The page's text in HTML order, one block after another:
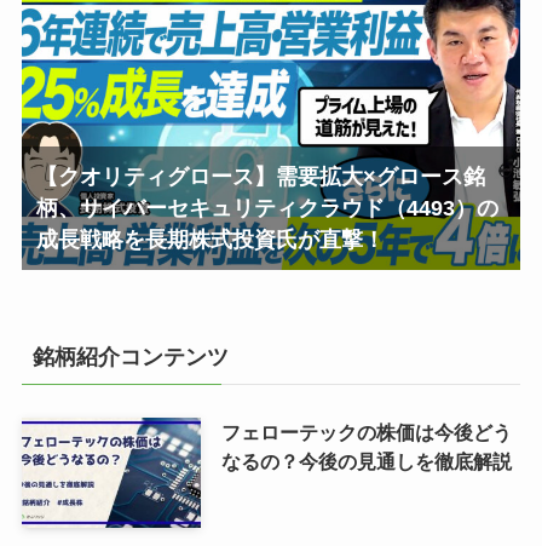
【クオリティグロース】需要拡大×グロース銘
柄、サイバーセキュリティクラウド（4493）の
成長戦略を長期株式投資氏が直撃！
銘柄紹介コンテンツ
フェローテックの株価は今後どう
なるの？今後の見通しを徹底解説